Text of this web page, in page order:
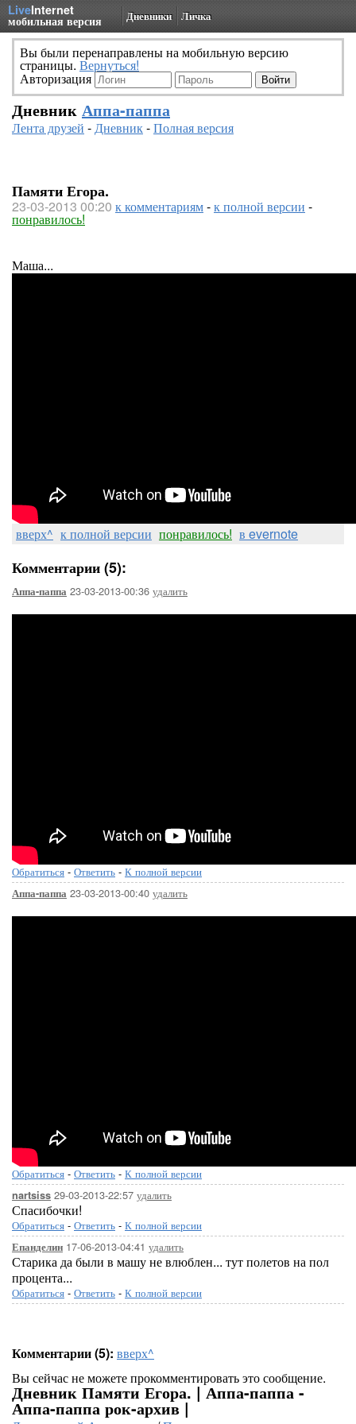
LiveInternet
мобильная версия Дневники Личка
Вы были перенаправлены на мобильную версию
страницы. Вернуться!
Авторизация
Дневник Аппа-паппа
Лента друзей -Дневник-Полная версия
Памяти Егора.
23-03-2013 00:20 к комментариям-к полной версии -
понравилось!
Маша...
вверх^ к полной версии понравилось! в evernote
Комментарии (5):
Аппа-паппа 23-03-2013-00:36 удалить
Обратиться - Ответить - К полной версии
Аппа-паппа 23-03-2013-00:40 удалить
Обратиться - Ответить - К полной версии
nartsiss 29-03-2013-22:57 удалить
Спасибочки!
Обратиться - Ответить - К полной версии
Епанделин 17-06-2013-04:41 удалить
Старика да были в машу не влюблен... тут полетов на пол
процента...
Обратиться - Ответить - К полной версии
Комментарии (5): вверх^
Вы сейчас не можете прокомментировать это сообщение.
Дневник Памяти Егора. | Аппа-паппа -
Аппа-паппа рок-архив |